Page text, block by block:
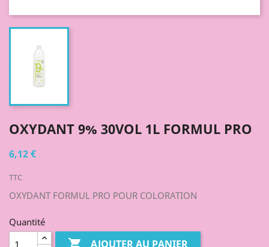
OXYDANT 9% 30VOL 1L FORMUL PRO
6,12 €
TTC
OXYDANT FORMUL PRO POUR COLORATION
Quantité
 AJOUTER AU PANIER